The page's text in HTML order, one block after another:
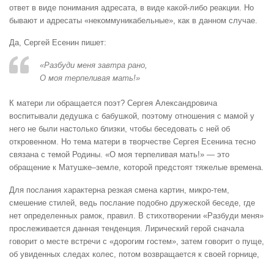
ответ в виде понимания адресата, в виде какой-либо реакции. Но
бывают и адресаты «некоммуникабельные», как в данном случае.
Да, Сергей Есенин пишет:
«Разбуди меня завтра рано,
О моя терпеливая мать!»
К матери ли обращается поэт? Сергея Александровича
воспитывали дедушка с бабушкой, поэтому отношения с мамой у
него не были настолько близки, чтобы беседовать с ней об
откровенном. Но тема матери в творчестве Сергея Есенина тесно
связана с темой Родины. «О моя терпеливая мать!» — это
обращение к Матушке–земле, которой предстоят тяжелые времена.
Для послания характерна резкая смена картин, микро-тем,
смешение стилей, ведь послание подобно дружеской беседе, где
нет определенных рамок, правил. В стихотворении «Разбуди меня»
прослеживается данная тенденция. Лирический герой сначала
говорит о месте встречи с «дорогим гостем», затем говорит о пуще,
об увиденных следах колес, потом возвращается к своей горнице,